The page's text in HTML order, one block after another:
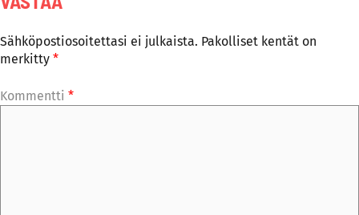
Sähköpostiosoitettasi ei julkaista. Pakolliset kentät on
merkitty *
Kommentti *